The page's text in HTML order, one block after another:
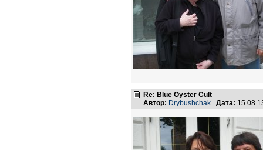
Re: Blue Oyster Cult
Автор: Drybushchak Дата: